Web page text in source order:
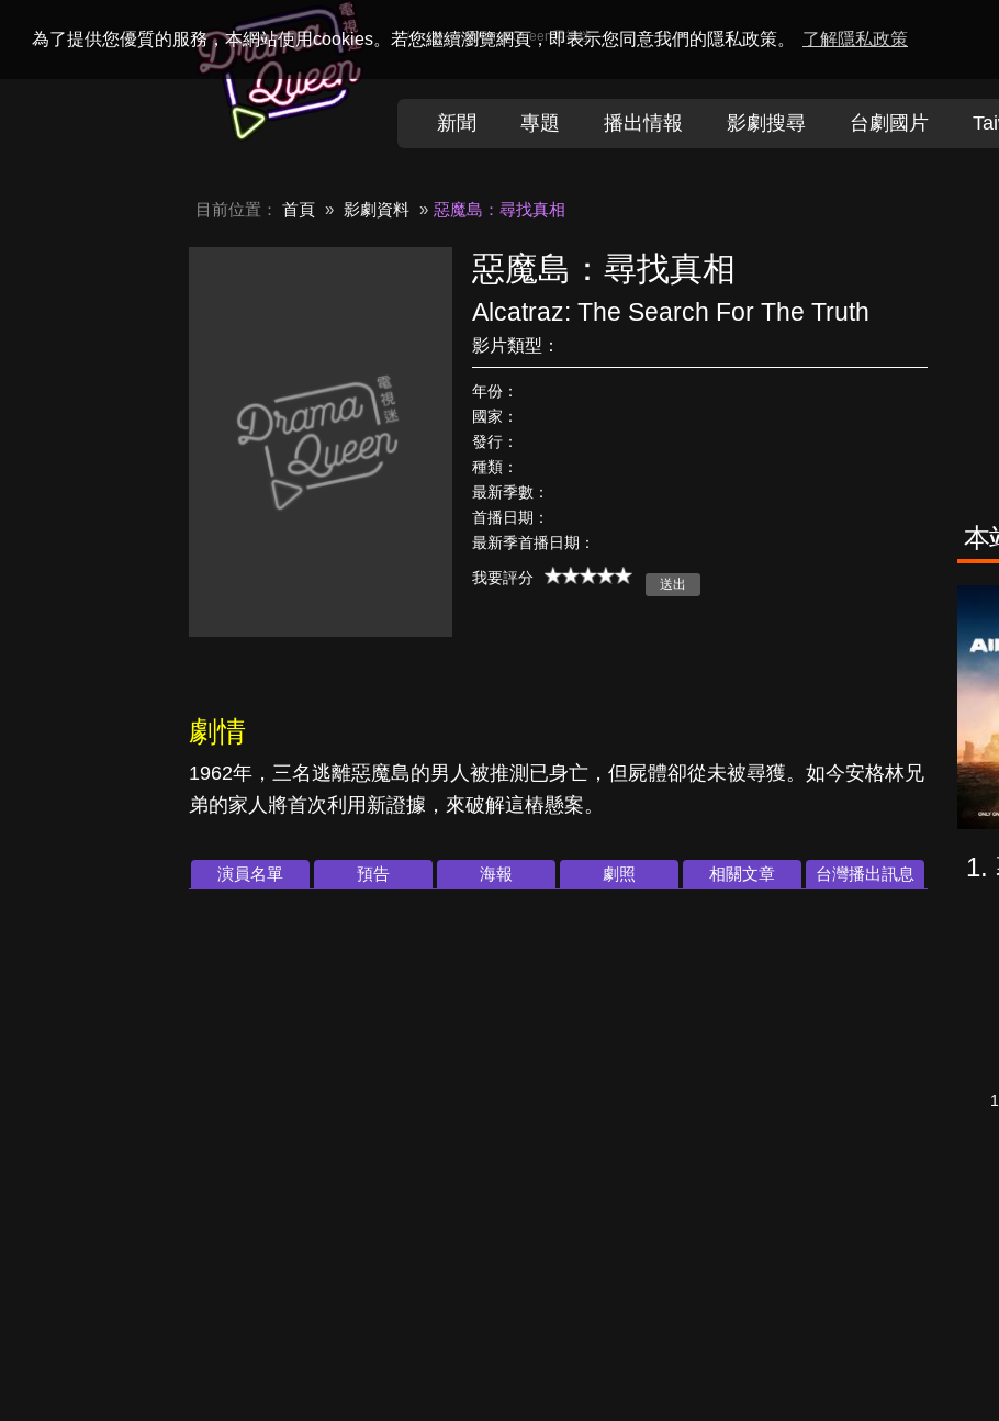
為了提供您優質的服務，本網站使用cookies。若您繼續瀏覽網頁，即表示您同意我們的隱私政策。 了解隱私政策
Welcome toDramaQueen電視迷
新聞 專題 播出情報 影劇搜尋 台劇國片
目前位置： 首頁 影劇資料 惡魔島：尋找真相
惡魔島：尋找真相
Alcatraz: The Search For The Truth
影片類型：
年份：
國家：
發行：
種類：
最新季數：
首播日期：
最新季首播日期：
我要評分
劇情
1962年，三名逃離惡魔島的男人被推測已身亡，但屍體卻從未被尋獲。如今安格林兄
弟的家人將首次利用新證據，來破解這樁懸案。
演員名單 預告 海報 劇照 相關文章 台灣播出訊息
本